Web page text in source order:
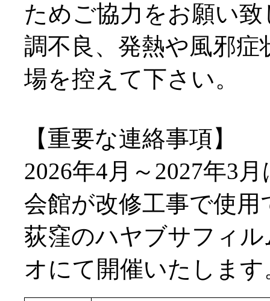
ためご協力をお願い
調不良、発熱や風邪症
場を控えて下さい。
【重要な連絡事項】
2026年4月～2027年3
会館が改修工事で使
荻窪のハヤブサフィ
オにて開催いたします